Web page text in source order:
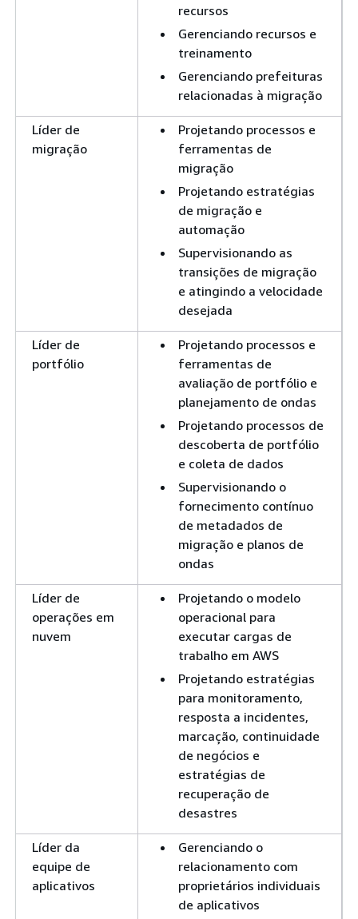
recursos
Gerenciando recursos e
treinamento
Gerenciando prefeituras
relacionadas à migração
Líder de
migração
Projetando processos e
ferramentas de
migração
Projetando estratégias
de migração e
automação
Supervisionando as
transições de migração
e atingindo a velocidade
desejada
Líder de
portfólio
Projetando processos e
ferramentas de
avaliação de portfólio e
planejamento de ondas
Projetando processos de
descoberta de portfólio
e coleta de dados
Supervisionando o
fornecimento contínuo
de metadados de
migração e planos de
ondas
Líder de
operações em
nuvem
Projetando o modelo
operacional para
executar cargas de
trabalho em AWS
Projetando estratégias
para monitoramento,
resposta a incidentes,
marcação, continuidade
de negócios e
estratégias de
recuperação de
desastres
Líder da
equipe de
aplicativos
Gerenciando o
relacionamento com
proprietários individuais
de aplicativos